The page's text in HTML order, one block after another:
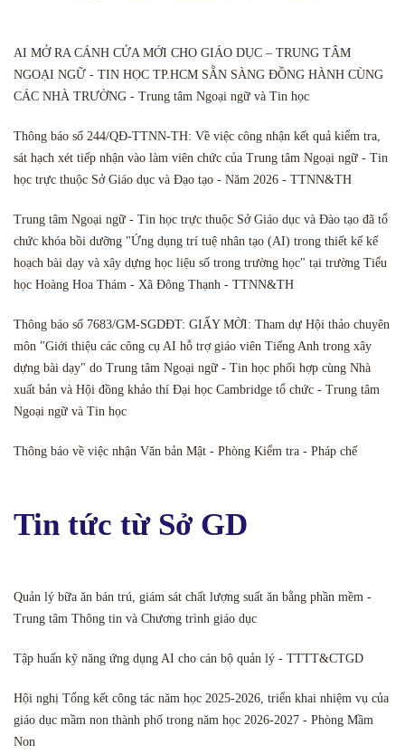
AI MỞ RA CÁNH CỬA MỚI CHO GIÁO DỤC – TRUNG TÂM
NGOẠI NGỮ - TIN HỌC TP.HCM SẴN SÀNG ĐỒNG HÀNH CÙNG
CÁC NHÀ TRƯỜNG - Trung tâm Ngoại ngữ và Tin học
Thông báo số 244/QĐ-TTNN-TH: Về việc công nhận kết quả kiểm tra,
sát hạch xét tiếp nhận vào làm viên chức của Trung tâm Ngoại ngữ - Tin
học trực thuộc Sở Giáo dục và Đạo tạo - Năm 2026 - TTNN&TH
Trung tâm Ngoại ngữ - Tin học trực thuộc Sở Giáo dục và Đào tạo đã tổ
chức khóa bồi dưỡng "Ứng dụng trí tuệ nhân tạo (AI) trong thiết kế kế
hoạch bài dạy và xây dựng học liệu số trong trường học" tại trường Tiểu
học Hoàng Hoa Thám - Xã Đông Thạnh - TTNN&TH
Thông báo số 7683/GM-SGDĐT: GIẤY MỜI: Tham dự Hội thảo chuyên
môn "Giới thiệu các công cụ AI hỗ trợ giáo viên Tiếng Anh trong xây
dựng bài dạy" do Trung tâm Ngoại ngữ - Tin học phối hợp cùng Nhà
xuất bản và Hội đồng khảo thí Đại học Cambridge tổ chức - Trung tâm
Ngoại ngữ và Tin học
Thông báo về việc nhận Văn bản Mật - Phòng Kiểm tra - Pháp chế
Tin tức từ Sở GD
Quản lý bữa ăn bán trú, giám sát chất lượng suất ăn bằng phần mềm -
Trung tâm Thông tin và Chương trình giáo dục
Tập huấn kỹ năng ứng dụng AI cho cán bộ quản lý - TTTT&CTGD
Hội nghị Tổng kết công tác năm học 2025-2026, triển khai nhiệm vụ của
giáo dục mầm non thành phố trong năm học 2026-2027 - Phòng Mầm
Non